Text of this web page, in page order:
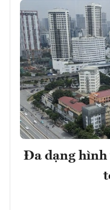
Đa dạng hình